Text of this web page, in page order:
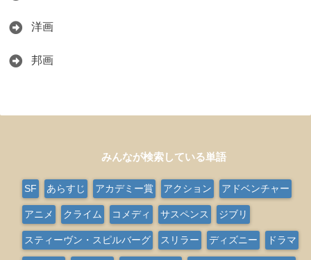
洋画
邦画
みんなが検索している単語
SF あらすじ アカデミー賞 アクション アドベンチャー
アニメ クライム コメディ サスペンス ジブリ
スティーヴン・スピルバーグ スリラー ディズニー ドラマ